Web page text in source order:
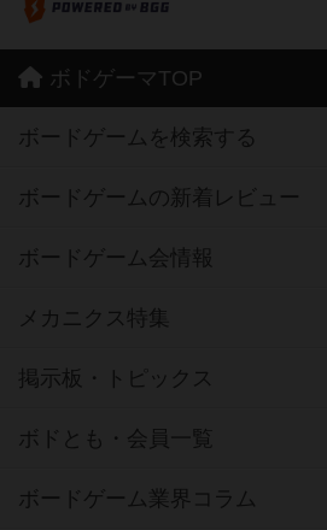
ボドゲーマTOP
ボードゲームを検索する
ボードゲームの新着レビュー
ボードゲーム会情報
メカニクス特集
掲示板・トピックス
ボドとも・会員一覧
ボードゲーム業界コラム